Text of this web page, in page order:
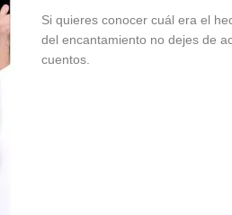
Si quieres conocer cuál era el
del encantamiento no dejes de
cuentos.